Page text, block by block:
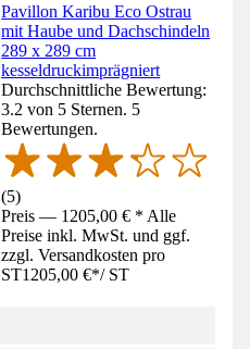
Pavillon Karibu Eco Ostrau
mit Haube und Dachschindeln
289 x 289 cm
kesseldruckimprägniert
Durchschnittliche Bewertung:
3.2 von 5 Sternen. 5
Bewertungen.
(5)
Preis — 1205,00 € * Alle
Preise inkl. MwSt. und ggf.
zzgl. Versandkosten pro
ST1205,00 €*/ ST